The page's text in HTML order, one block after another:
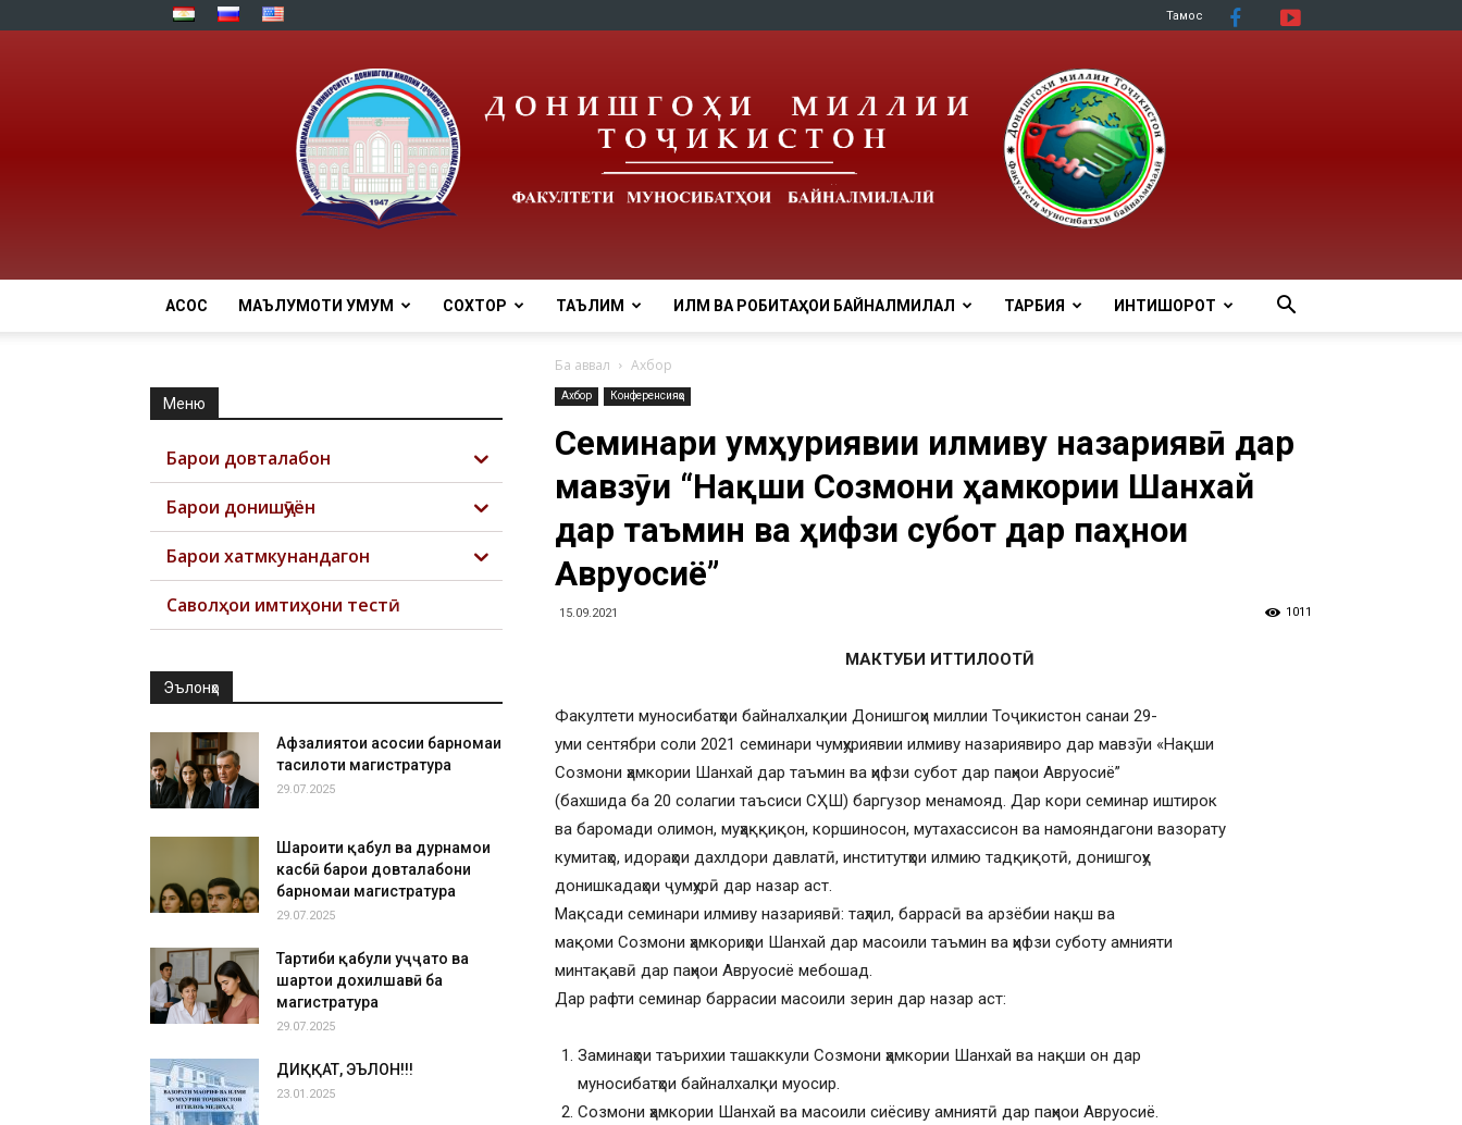
Тамос
АСОСӢ МАЪЛУМОТИ УМУМӢ СОХТОР ТАЪЛИМ ИЛМ ВА РОБИТАҲОИ БАЙНАЛМИЛАЛӢ ТАРБИЯ ИНТИШОРОТ
Ба аввал Ахбор
Ахбор Конференсияҳо
Cеминари ҷумҳуриявии илмиву назариявӣ дар
мавзӯи “Нақши Созмони ҳамкории Шанхай
дар таъмин ва ҳифзи субот дар паҳнои
Авруосиё”
15.09.2021 1011
МАКТУБИ ИТТИЛООТӢ
Факултети муносибатҳои байналхалқии Донишгоҳи миллии Тоҷикистон санаи 29-
уми сентябри соли 2021 семинари чумҳуриявии илмиву назариявиро дар мавзӯи «Нақши
Созмони ҳамкории Шанхай дар таъмин ва ҳифзи субот дар паҳнои Авруосиё”
(бахшида ба 20 солагии таъсиси СҲШ) баргузор менамояд. Дар кори семинар иштирок
ва баромади олимон, муҳаққиқон, коршиносон, мутахассисон ва намояндагони вазорату
кумитаҳо, идораҳои дахлдори давлатӣ, институтҳои илмию тадқиқотӣ, донишгоҳу
донишкадаҳои ҷумҳурӣ дар назар аст.
Мақсади семинари илмиву назариявӣ: таҳлил, баррасӣ ва арзёбии нақш ва
мақоми Созмони ҳамкориҳои Шанхай дар масоили таъмин ва ҳифзи суботу амнияти
минтақавӣ дар паҳнои Авруосиё мебошад.
Дар рафти семинар баррасии масоили зерин дар назар аст:
Заминаҳои таърихии ташаккули Созмони ҳамкории Шанхай ва нақши он дар
муносибатҳои байналхалқи муосир.
Созмони ҳамкории Шанхай ва масоили сиёсиву амниятӣ дар паҳнои Авруосиё.
Меню
Барои довталабон
Барои донишҷӯён
Барои хатмкунандагон
Саволҳои имтиҳони тестӣ
Эълонҳо
Афзалиятҳои асосии барномаи
таҳсилоти магистратура
29.07.2025
Шароити қабул ва дурнамои
касбӣ барои довталабони
барномаи магистратура
29.07.2025
Тартиби қабули ҳуҷҷатҳо ва
шартҳои дохилшавӣ ба
магистратура
29.07.2025
ДИҚҚАТ, ЭЪЛОН!!!
23.01.2025